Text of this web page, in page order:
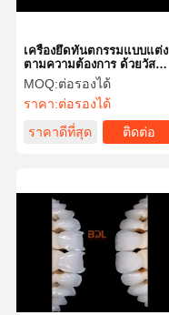
เครื่องยึดทันตกรรมแบบแต่ง
ตามความต้องการ ด้วยวัสดุ
Hypoallergenic และการ
ออกแบบที่สามารถถอดออก
ได้ เพื่อใส่สบาย
MOQ:ต่อรองได้
ราคา:ต่อรองได้
ราคาดีที่สุด
ติดต่อ